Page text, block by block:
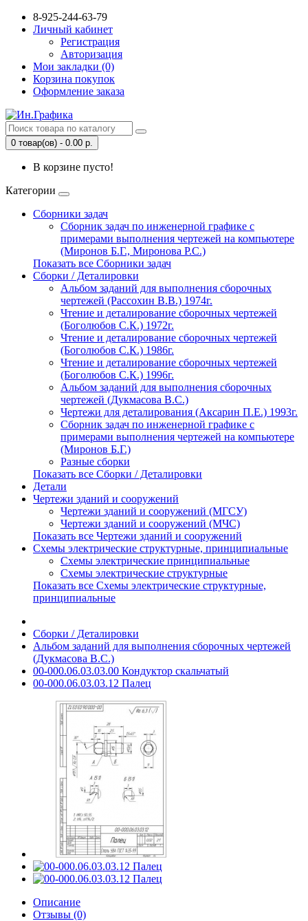
8-925-244-63-79
Личный кабинет
Регистрация
Авторизация
Мои закладки (0)
Корзина покупок
Оформление заказа
0 товар(ов) - 0.00 р.
В корзине пусто!
Категории
Сборники задач
Сборник задач по инженерной графике с
примерами выполнения чертежей на компьютере
(Миронов Б.Г., Миронова Р.С.)
Показать все Сборники задач
Сборки / Деталировки
Альбом заданий для выполнения сборочных
чертежей (Рассохин В.В.) 1974г.
Чтение и деталирование сборочных чертежей
(Боголюбов С.К.) 1972г.
Чтение и деталирование сборочных чертежей
(Боголюбов С.К.) 1986г.
Чтение и деталирование сборочных чертежей
(Боголюбов С.К.) 1996г.
Альбом заданий для выполнения сборочных
чертежей (Дукмасова В.С.)
Чертежи для деталирования (Аксарин П.Е.) 1993г.
Сборник задач по инженерной графике с
примерами выполнения чертежей на компьютере
(Миронов Б.Г.)
Разные сборки
Показать все Сборки / Деталировки
Детали
Чертежи зданий и сооружений
Чертежи зданий и сооружений (МГСУ)
Чертежи зданий и сооружений (МЧС)
Показать все Чертежи зданий и сооружений
Схемы электрические структурные, принципиальные
Схемы электрические принципиальные
Схемы электрические структурные
Показать все Схемы электрические структурные,
принципиальные
Сборки / Деталировки
Альбом заданий для выполнения сборочных чертежей
(Дукмасова В.С.)
00-000.06.03.03.00 Кондуктор скальчатый
00-000.06.03.03.12 Палец
Описание
Отзывы (0)